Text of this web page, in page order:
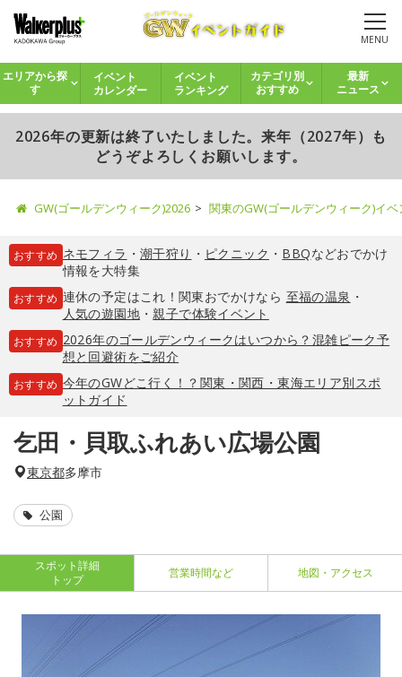
MENU
エリアから探
す
イベント
カレンダー
イベント
ランキング
カテゴリ別
おすすめ
最新
ニュース
2026年の更新は終了いたしました。来年（2027年）も
どうぞよろしくお願いします。
GW(ゴールデンウィーク)2026 関東のGW(ゴールデンウィーク)イ
おすすめ ネモフィラ ・ 潮干狩り ・ ピクニック ・ BBQなどおでかけ
情報を大特集
おすすめ 連休の予定はこれ！関東おでかけなら 至福の温泉 ・
人気の遊園地・親子で体験イベント
おすすめ 2026年のゴールデンウィークはいつから？混雑ピーク予
想と回避術をご紹介
おすすめ 今年のGWどこ行く！？関東・関西・東海エリア別スポ
ットガイド
乞田・貝取ふれあい広場公園
東京都多摩市
公園
スポット詳細
トップ
営業時間など 地図・アクセス